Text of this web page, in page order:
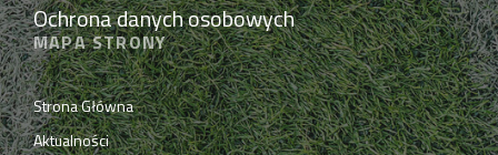
Ochrona danych osobowych
MAPA STRONY
Strona Główna
Aktualności